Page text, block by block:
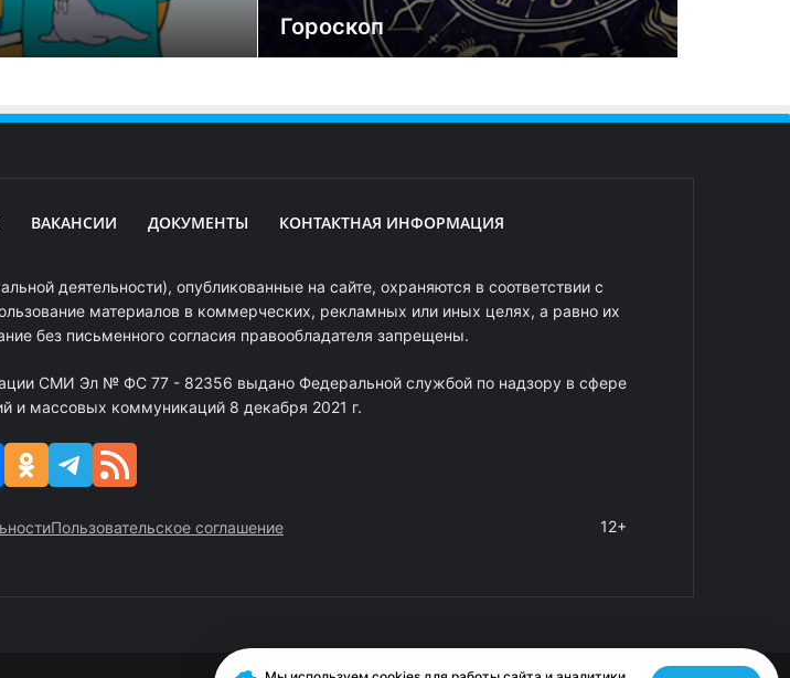
Гороскоп
ВАКАНСИИ ДОКУМЕНТЫ КОНТАКТНАЯ ИНФОРМАЦИЯ
деятельности), опубликованные на сайте, охраняются в соответствии с
материалов в коммерческих, рекламных или иных целях, а равно их
без письменного согласия правообладателя запрещены.
СМИ Эл № ФС 77 - 82356 выдано Федеральной службой по надзору в сфере
и массовых коммуникаций 8 декабря 2021 г.
Пользовательское соглашение 12+